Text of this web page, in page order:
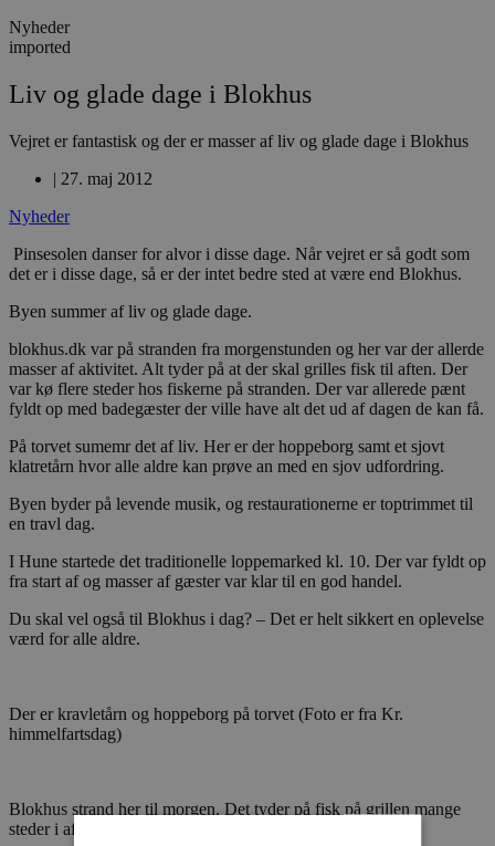
Nyheder
imported
Liv og glade dage i Blokhus
Vejret er fantastisk og der er masser af liv og glade dage i Blokhus
| 27. maj 2012
Nyheder
Pinsesolen danser for alvor i disse dage. Når vejret er så godt som
det er i disse dage, så er der intet bedre sted at være end Blokhus.
Byen summer af liv og glade dage.
blokhus.dk var på stranden fra morgenstunden og her var der allerde
masser af aktivitet. Alt tyder på at der skal grilles fisk til aften. Der
var kø flere steder hos fiskerne på stranden. Der var allerede pænt
fyldt op med badegæster der ville have alt det ud af dagen de kan få.
På torvet sumemr det af liv. Her er der hoppeborg samt et sjovt
klatretårn hvor alle aldre kan prøve an med en sjov udfordring.
Byen byder på levende musik, og restaurationerne er toptrimmet til
en travl dag.
I Hune startede det traditionelle loppemarked kl. 10. Der var fyldt op
fra start af og masser af gæster var klar til en god handel.
Du skal vel også til Blokhus i dag? – Det er helt sikkert en oplevelse
værd for alle aldre.
Der er kravletårn og hoppeborg på torvet (Foto er fra Kr.
himmelfartsdag)
Blokhus strand her til morgen. Det tyder på fisk på grillen mange
steder i aften